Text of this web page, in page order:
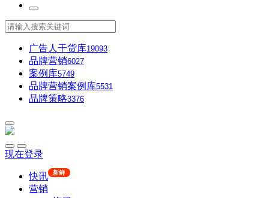
广告人干货库19093
品牌营销6027
案例库5749
品牌营销案例库5531
品牌策略3376
现在登录
快讯 新鲜
营销